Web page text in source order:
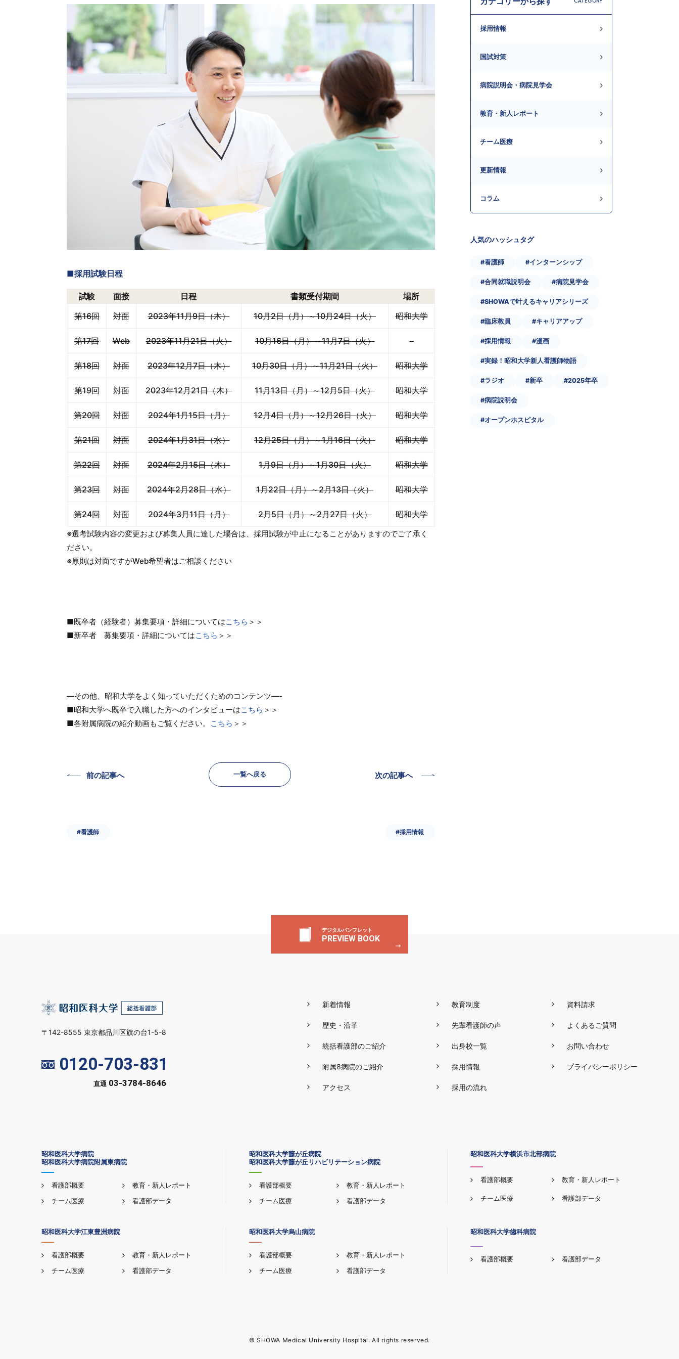
■採用試験日程
試験 面接 日程 書類受付期間
場所
第16回
対面 2023年11月9日（木） 10月2日（月）～10月24日（火） 昭和大学
第17回 Web 2023年11月21日（火） 10月16日（月）～11月7日（火） –
第18回 対面 2023年12月7日（木） 10月30日（月）～11月21日（火） 昭和大学
第19回 対面 2023年12月21日（木） 11月13日（月）～12月5日（火） 昭和大学
第20回 対面 2024年1月15日（月） 12月4日（月）～12月26日（火） 昭和大学
第21回 対面 2024年1月31日（水） 12月25日（月）～1月16日（火） 昭和大学
第22回 対面 2024年2月15日（木） 1月9日（月）～1月30日（火） 昭和大学
第23回 対面 2024年2月28日（水） 1月22日（月）～2月13日（火） 昭和大学
第24回 対面 2024年3月11日（月） 2月5日（月）～2月27日（火） 昭和大学
※選考試験内容の変更および募集人員に達した場合は、採用試験が中止になることがありますのでご了承く
ださい。
※原則は対面ですがWeb希望者はご相談ください
■既卒者（経験者）募集要項・詳細についてはこちら ＞＞
■新卒者 募集要項・詳細についてはこちら ＞＞
—その他、昭和大学をよく知っていただくためのコンテンツ—-
■昭和大学へ既卒で入職した方へのインタビューはこちら ＞＞
■各附属病院の紹介動画もご覧ください。
こちら ＞＞
前の記事へ 一覧へ戻る 次の記事へ
#看護師 #採用情報
採用情報
国試対策
病院説明会・病院見学会
教育・新人レポート
チーム医療
更新情報
コラム
人気のハッシュタグ
#看護師 #インターンシップ
#合同就職説明会 #病院見学会
#SHOWAで叶えるキャリアシリーズ
#臨床教員 #キャリアアップ
#採用情報 #漫画
#実録！昭和大学新人看護師物語
#ラジオ #新卒 #2025年卒
#病院説明会
#オープンホスピタル
デジタルパンフレット
PREVIEW BOOK
〒142-8555 東京都品川区旗の台1-5-8
0120-703-831
直通 03-3784-8646
新着情報
歴史・沿革
統括看護部のご紹介
附属8病院のご紹介
アクセス
教育制度
先輩看護師の声
出身校一覧
採用情報
採用の流れ
資料請求
よくあるご質問
お問い合わせ
プライバシーポリシー
昭和医科大学病院
昭和医科大学病院附属東病院
看護部概要
チーム医療
教育・新人レポート
看護部データ
昭和医科大学藤が丘病院
昭和医科大学藤が丘リハビリテーション病院
看護部概要
チーム医療
教育・新人レポート
看護部データ
昭和医科大学横浜市北部病院
看護部概要
チーム医療
教育・新人レポート
看護部データ
昭和医科大学江東豊洲病院
看護部概要
チーム医療
教育・新人レポート
看護部データ
昭和医科大学烏山病院
看護部概要
チーム医療
教育・新人レポート
看護部データ
昭和医科大学歯科病院
看護部概要 看護部データ
© SHOWA Medical University Hospital. All rights reserved.